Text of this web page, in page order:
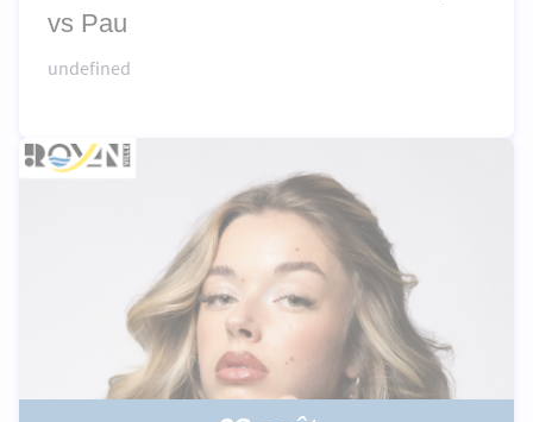
vs Pau
undefined